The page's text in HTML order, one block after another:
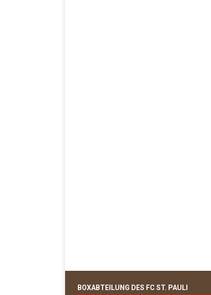
BOXABTEILUNG DES FC ST. PAULI